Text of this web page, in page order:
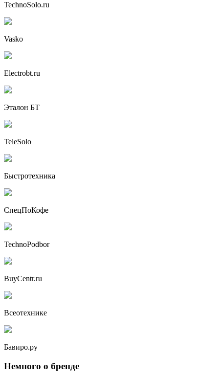
TechnoSolo.ru
Vasko
Electrobt.ru
Эталон БТ
TeleSolo
Быстротехника
СпецПоКофе
TechnoPodbor
BuyCentr.ru
Всеотехнике
Бавиро.ру
Немного о бренде